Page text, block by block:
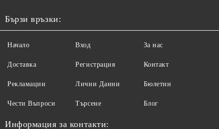
Бързи връзки:
Начало
Доставка
Рекламации
Чести Въпроси
Вход
Регистрация
Лични Данни
Търсене
За нас
Контакт
Бюлетин
Блог
Информация за контакти: